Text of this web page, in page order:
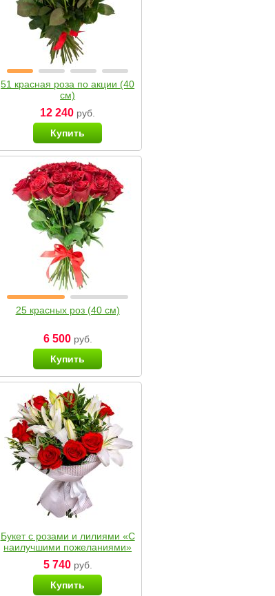
51 красная роза по акции (40
см)
12 240 руб.
Купить
25 красных роз (40 см)
6 500руб.
Купить
Букет с розами и лилиями «С
наилучшими пожеланиями»
5 740руб.
Купить